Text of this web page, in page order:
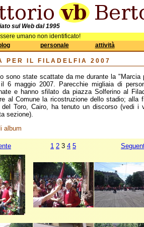
sul Web dal 1995
umano non identificato!
personale attività
PER IL FILADELFIA 2007
sono state scattate da me durante la "Marcia
il 6 maggio 2007. Parecchie migliaia di
e hanno sfilato da piazza Solferino al
al Comune la ricostruzione dello stadio; alla
del Toro, Cairo, ha tenuto un discorso (vedi i
sezione).
album
1 2 3 4 5